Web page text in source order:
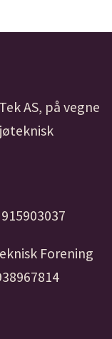
AS, på vegne
Forening